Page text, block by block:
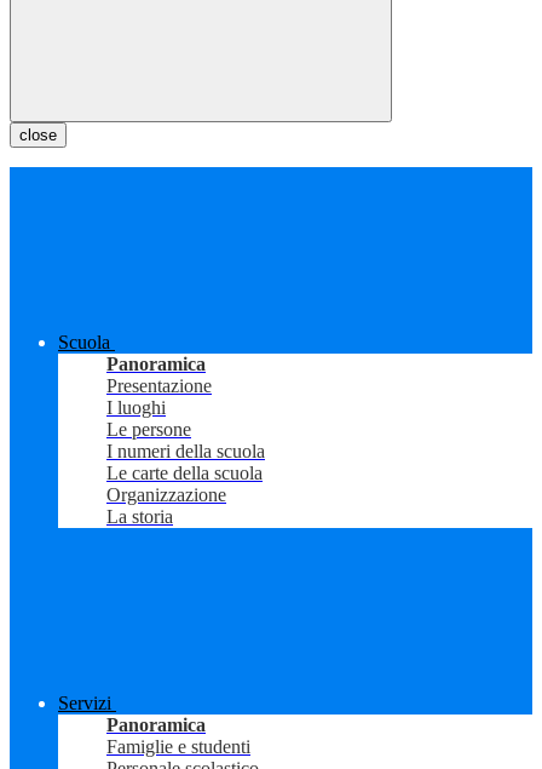
close
Scuola
Panoramica
Presentazione
I luoghi
Le persone
I numeri della scuola
Le carte della scuola
Organizzazione
La storia
Servizi
Panoramica
Famiglie e studenti